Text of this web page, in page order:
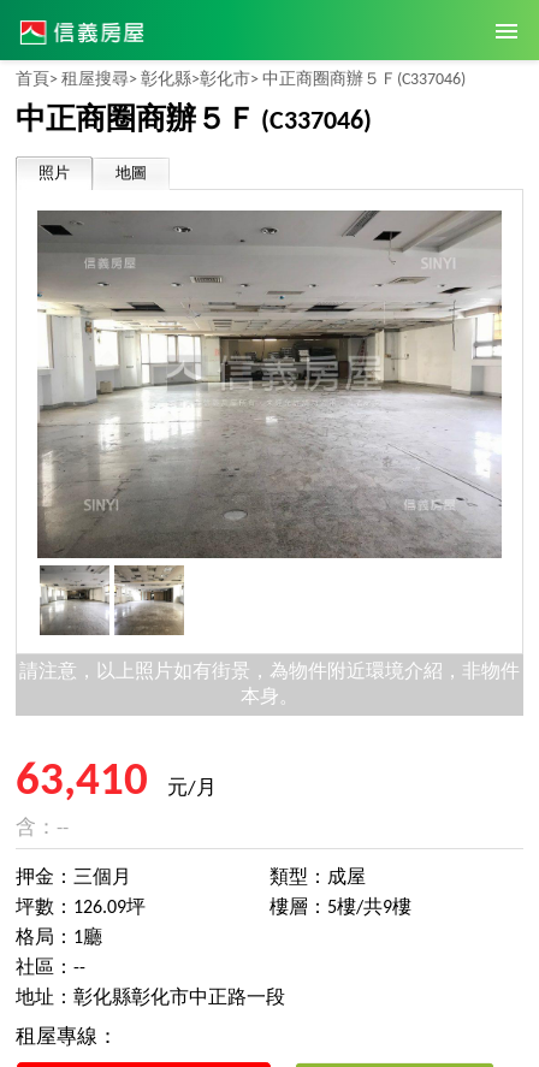
首頁> 租屋搜尋> 彰化縣>彰化市> 中正商圈商辦５Ｆ (C337046)
中正商圈商辦５Ｆ (C337046)
照片 地圖
請注意，以上照片如有街景，為物件附近環境介紹，非物件
本身。
63,410
元/月
含：--
押金：三個月
坪數：126.09坪
類型：成屋
樓層：5樓/共9樓
格局：1廳
社區：--
地址：彰化縣彰化市中正路一段
租屋專線：